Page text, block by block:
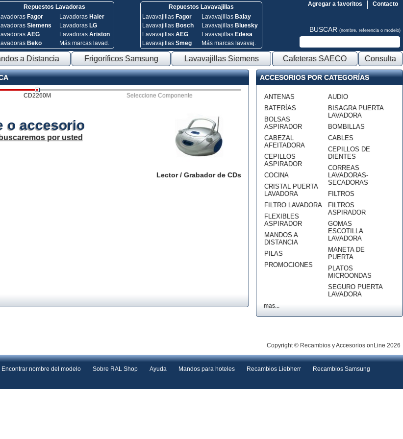
Repuestos Lavadoras
Fagor
Siemens
AEG
Beko
Lavadoras Haier
Lavadoras LG
Lavadoras Ariston
Más marcas lavad.
Repuestos Lavavajillas
Lavavajillas Fagor
Lavavajillas Bosch
Lavavajillas AEG
Lavavajillas Smeg
Lavavajillas Balay
Lavavajillas Bluesky
Lavavajillas Edesa
Más marcas lavavaj.
Contacto
Agregar a favoritos
BUSCAR (nombre, referencia o modelo)
a Distancia Frigoríficos Samsung Lavavajillas Siemens Cafeteras SAECO Consulta
CD2260M Seleccione Componente
Lector / Grabador de CDs
o accesorio
por usted
ACCESORIOS POR CATEGORÍAS
ANTENAS
BATERÍAS
BOLSAS
ASPIRADOR
CABEZAL
AFEITADORA
CEPILLOS
ASPIRADOR
COCINA
CRISTAL PUERTA
LAVADORA
FILTRO LAVADORA
FLEXIBLES
ASPIRADOR
MANDOS A
DISTANCIA
PILAS
PROMOCIONES
AUDIO
BISAGRA PUERTA
LAVADORA
BOMBILLAS
CABLES
CEPILLOS DE
DIENTES
CORREAS
LAVADORAS-
SECADORAS
FILTROS
FILTROS
ASPIRADOR
GOMAS
ESCOTILLA
LAVADORA
MANETA DE
PUERTA
PLATOS
MICROONDAS
SEGURO PUERTA
LAVADORA
mas...
Copyright © Recambios y Accesorios onLine 2026
Encontrar nombre del modelo Sobre RAL Shop Ayuda Mandos para hoteles Recambios Liebherr
Recambios Samsung